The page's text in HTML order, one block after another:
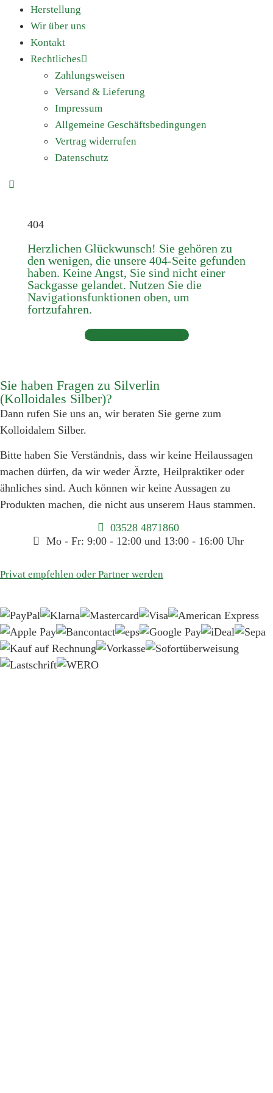
Herstellung
Wir über uns
Kontakt
Rechtliches
Zahlungsweisen
Versand & Lieferung
Impressum
Allgemeine Geschäftsbedingungen
Vertrag widerrufen
Datenschutz
404
Herzlichen Glückwunsch! Sie gehören zu
den wenigen, die unsere 404-Seite gefunden
haben. Keine Angst, Sie sind nicht einer
Sackgasse gelandet. Nutzen Sie die
Navigationsfunktionen oben, um
fortzufahren.
Zurück zur Startseite
Sie haben Fragen zu Silverlin
(Kolloidales Silber)?
Dann rufen Sie uns an, wir beraten Sie gerne zum
Kolloidalem Silber.
Bitte haben Sie Verständnis, dass wir keine Heilaussagen
machen dürfen, da wir weder Ärzte, Heilpraktiker oder
ähnliches sind. Auch können wir keine Aussagen zu
Produkten machen, die nicht aus unserem Haus stammen.
03528 4871860
Mo - Fr: 9:00 - 12:00 und 13:00 - 16:00 Uhr
Privat empfehlen oder Partner werden